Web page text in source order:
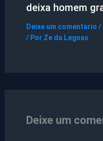
deixa homem
Deixe um comentário /
/ Por Ze da Legnas
Deixe um